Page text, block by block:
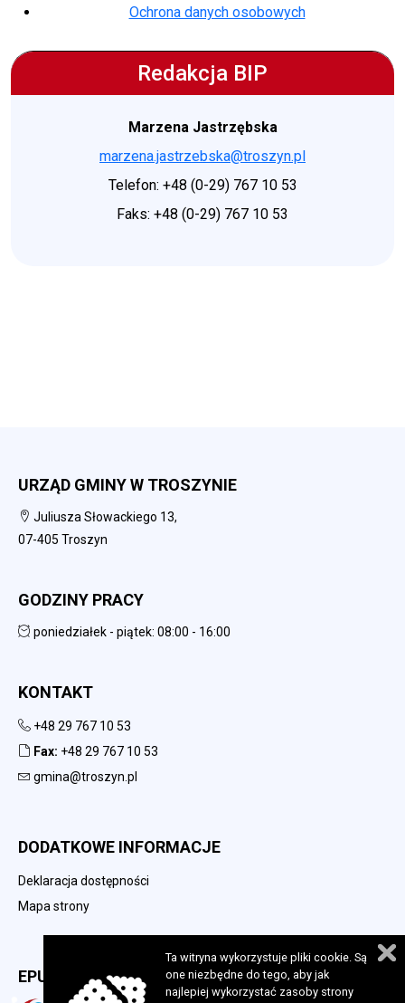
Ochrona danych osobowych
Redakcja BIP
Marzena Jastrzębska
marzena.jastrzebska@troszyn.pl
Telefon: +48 (0-29) 767 10 53
Faks: +48 (0-29) 767 10 53
URZĄD GMINY W TROSZYNIE
Juliusza Słowackiego 13,
07-405 Troszyn
GODZINY PRACY
poniedziałek - piątek: 08:00 - 16:00
KONTAKT
+48 29 767 10 53
Fax: +48 29 767 10 53
gmina@troszyn.pl
DODATKOWE INFORMACJE
Deklaracja dostępności
Mapa strony
EPUAP
Ta witryna wykorzystuje pliki cookie. Są
one niezbędne do tego, aby jak
najlepiej wykorzystać zasoby strony